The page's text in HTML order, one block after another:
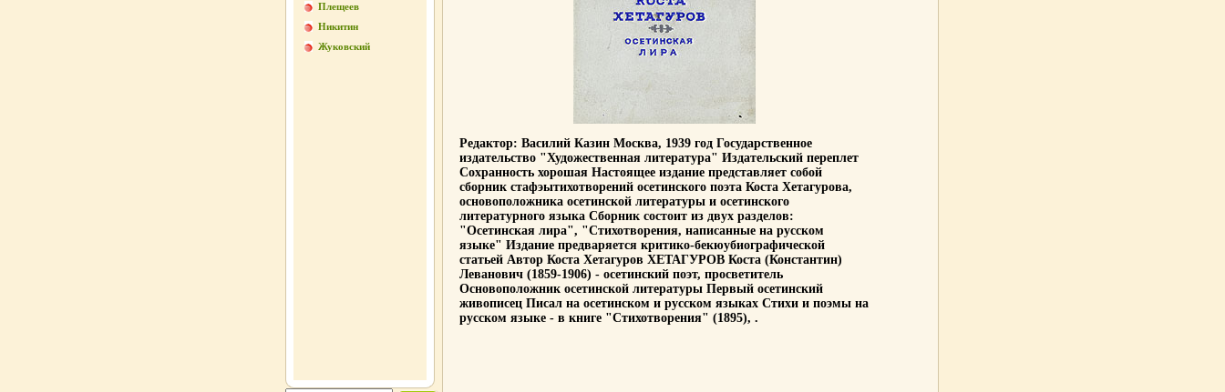
Плещеев
Никитин
Жуковский
Редактор: Василий Казин Москва, 1939 год Государственное
издательство "Художественная литература" Издательский переплет
Сохранность хорошая Настоящее издание представляет собой
сборник стафэытихотворений осетинского поэта Коста Хетагурова,
основоположника осетинской литературы и осетинского
литературного языка Сборник состоит из двух разделов:
"Осетинская лира", "Стихотворения, написанные на русском
языке" Издание предваряется критико-бекюубиографической
статьей Автор Коста Хетагуров ХЕТАГУРОВ Коста (Константин)
Леванович (1859-1906) - осетинский поэт, просветитель
Основоположник осетинской литературы Первый осетинский
живописец Писал на осетинском и русском языках Стихи и поэмы на
русском языке - в книге "Стихотворения" (1895), .